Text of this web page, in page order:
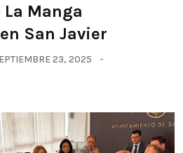
Manga
San Javier
23, 2025